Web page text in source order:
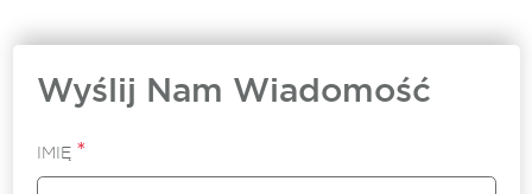
Wyślij Nam Wiadomość
IMIĘ *